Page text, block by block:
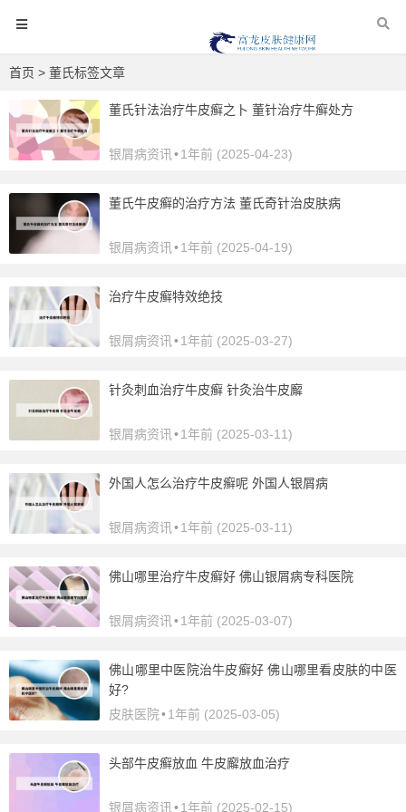
首页 > 董氏标签文章
董氏针法治疗牛皮癣之卜 董针治疗牛癣处方
银屑病资讯 •1年前 (2025-04-23)
董氏牛皮癣的治疗方法 董氏奇针治皮肤病
银屑病资讯 •1年前 (2025-04-19)
治疗牛皮癣特效绝技
银屑病资讯 •1年前 (2025-03-27)
针灸刺血治疗牛皮癣 针灸治牛皮廨
银屑病资讯 •1年前 (2025-03-11)
外国人怎么治疗牛皮癣呢 外国人银屑病
银屑病资讯 •1年前 (2025-03-11)
佛山哪里治疗牛皮癣好 佛山银屑病专科医院
银屑病资讯 •1年前 (2025-03-07)
佛山哪里中医院治牛皮癣好 佛山哪里看皮肤的中医
好?
皮肤医院•1年前 (2025-03-05)
头部牛皮癣放血 牛皮廨放血治疗
银屑病资讯 •1年前 (2025-02-15)